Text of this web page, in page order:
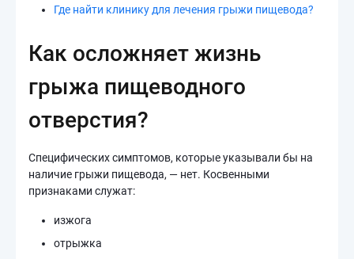
Где найти клинику для лечения грыжи пищевода?
Как осложняет жизнь
грыжа пищеводного
отверстия?
Специфических симптомов, которые указывали бы на
наличие грыжи пищевода, — нет. Косвенными
признаками служат:
изжога
отрыжка